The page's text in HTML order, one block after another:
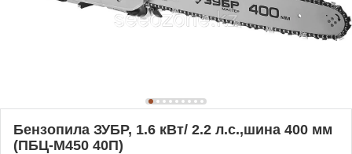
Бензопила ЗУБР, 1.6 кВт/ 2.2 л.с.,шина 400 мм
(ПБЦ-М450 40П)